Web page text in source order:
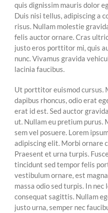
quis dignissim mauris dolor
Duis nisi tellus, adipiscing a
risus. Nullam molestie
felis auctor ornare. Cras
justo eros porttitor mi, quis
nunc. Vivamus gravida
lacinia faucibus.
Ut porttitor euismod cursus.
dapibus rhoncus, odio erat
erat id est. Sed auctor
ut. Nullam eu pretium purus.
sem vel posuere. Lorem
adipiscing elit. Morbi ornare
Praesent et urna turpis.
tincidunt sed tempor felis
vestibulum ornare, est
massa odio sed turpis. In
consequat sagittis. Nullam
justo urna, semper nec